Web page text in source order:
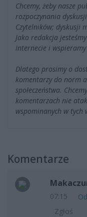
Chcemy, żeby nasze
rozpoczynania
Czytelników; dyskusji
Jako redakcja
Internecie i
Dlatego prosimy o
komentarzy do norm
społeczeństwa.
komentarzach nie
wspominanych w tych
Komentarze
07:15
Zgłoś